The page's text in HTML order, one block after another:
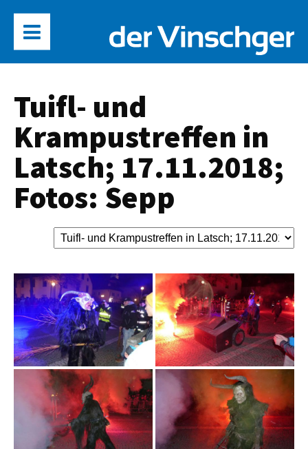
Tuifl- und
Krampustreffen in
Latsch; 17.11.2018;
Fotos: Sepp